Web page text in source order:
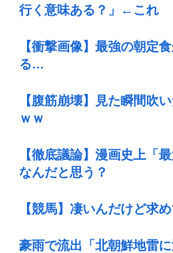
行く意味ある？」←これ
【衝撃画像】最強の朝定
る…
【腹筋崩壊】見た瞬間吹
ｗｗ
【徹底議論】漫画史上「
なんだと思う？
【競馬】凄いんだけど求
豪雨で流出「北朝鮮地雷